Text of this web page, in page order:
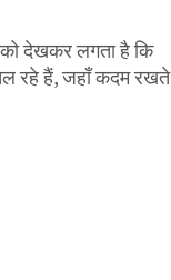
देखकर लगता है कि
चल रहे हैं, जहाँ कदम रखते